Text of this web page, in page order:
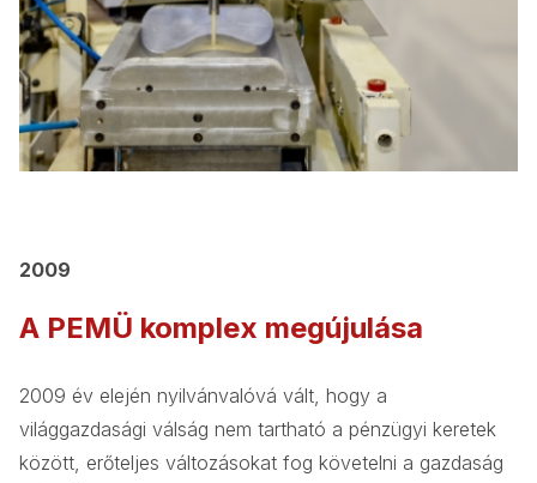
2009
A PEMÜ komplex megújulása
2009 év elején nyilvánvalóvá vált, hogy a
világgazdasági válság nem tartható a pénzügyi keretek
között, erőteljes változásokat fog követelni a gazdaság